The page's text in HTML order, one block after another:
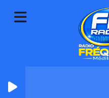
Radio Fréquence Méditerranée